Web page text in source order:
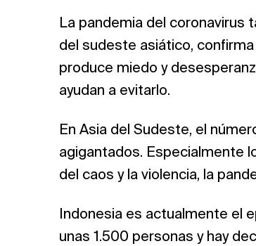
La pandemia del coronavirus
del sudeste asiático,
produce miedo y
ayudan a evitarlo.
En Asia del Sudeste, el
agigantados. Especialmente
del caos y la violencia, la
Indonesia es actualmente el
unas 1.500 personas y hay